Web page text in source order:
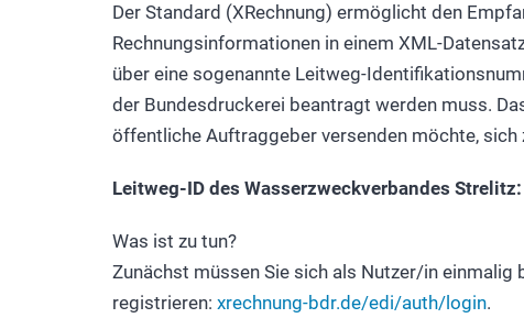
Der Standard (XRechnung) ermöglicht den
Rechnungsinformationen in einem XML-
über eine sogenannte Leitweg-
der Bundesdruckerei beantragt werden muss.
öffentliche Auftraggeber versenden möchte,
Leitweg-ID des Wasserzweckverbandes
Was ist zu tun?
Zunächst müssen Sie sich als Nutzer/in
registrieren: xrechnung-bdr.de/edi/auth/login.